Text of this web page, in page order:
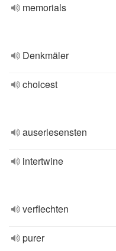
memorials
Denkmäler
choicest
auserlesensten
intertwine
verflechten
purer